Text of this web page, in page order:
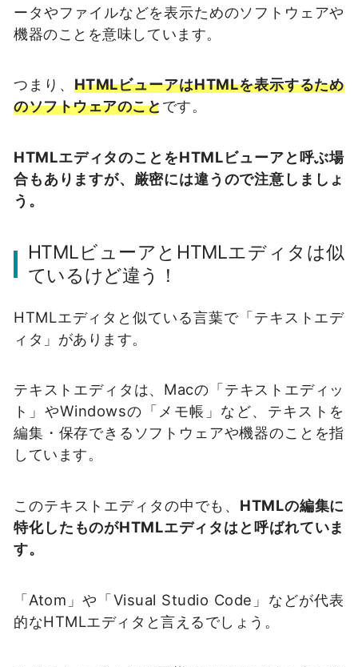
ータやファイルなどを表示ためのソフトウェアや
機器のことを意味しています。
つまり、 HTMLビューアはHTMLを表示するため
のソフトウェアのこと です。
HTMLエディタのことをHTMLビューアと呼ぶ場
合もありますが、厳密には違うので注意しましょ
う。
HTMLビューアとHTMLエディタは似
ているけど違う！
HTMLエディタと似ている言葉で「テキストエデ
ィタ」があります。
テキストエディタは、Macの「テキストエディッ
ト」やWindowsの「メモ帳」など、テキストを
編集・保存できるソフトウェアや機器のことを指
しています。
このテキストエディタの中でも、 HTMLの編集に
特化したものがHTMLエディタはと呼ばれていま
す。
「Atom」や「Visual Studio Code」などが代表
的なHTMLエディタと言えるでしょう。